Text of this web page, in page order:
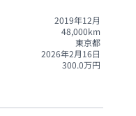
2019年12月
48,000km
東京都
2026年2月16日
300.0万円